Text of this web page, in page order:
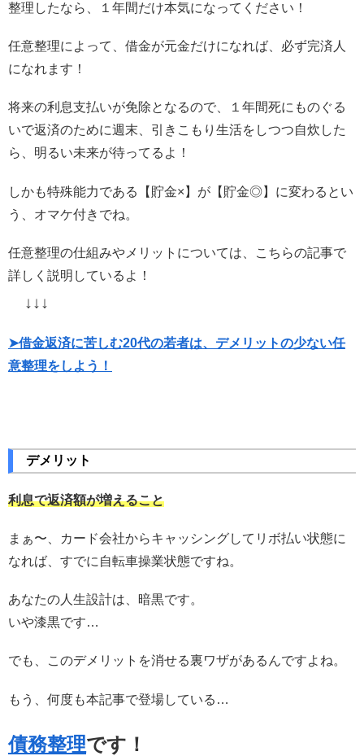
整理したなら、１年間だけ本気になってください！
任意整理によって、借金が元金だけになれば、必ず完済人
になれます！
将来の利息支払いが免除となるので、１年間死にものぐる
いで返済のために週末、引きこもり生活をしつつ自炊した
ら、明るい未来が待ってるよ！
しかも特殊能力である【貯金️×】が【貯金◎】に変わるとい
う、オマケ付きでね。
任意整理の仕組みやメリットについては、こちらの記事で
詳しく説明しているよ！
↓↓↓
➤借金返済に苦しむ20代の若者は、デメリットの少ない任
意整理をしよう！
デメリット
利息で返済額が増えること
まぁ〜、カード会社からキャッシングしてリボ払い状態に
なれば、すでに自転車操業状態ですね。
あなたの人生設計は、暗黒です。
いや漆黒です…
でも、このデメリットを消せる裏ワザがあるんですよね。
もう、何度も本記事で登場している…
債務整理です！